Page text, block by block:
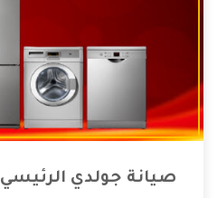
صيانة جولدي الرئيسي